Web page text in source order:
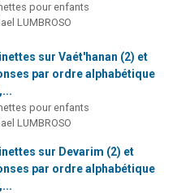
pour enfants
LUMBROSO
sur Vaét'hanan (2) et
par ordre alphabétique
pour enfants
LUMBROSO
sur Devarim (2) et
par ordre alphabétique